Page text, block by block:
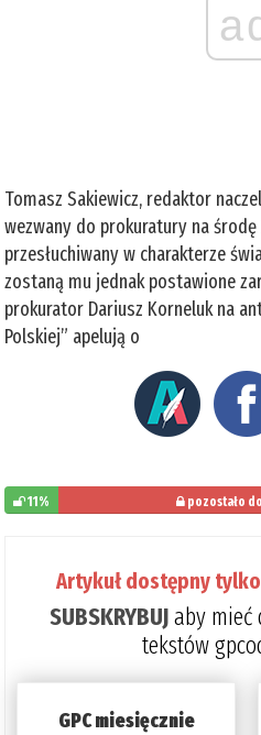
Tomasz Sakiewicz, redaktor
wezwany do prokuratury na
przesłuchiwany w charakterze
zostaną mu jednak postawione
prokurator Dariusz Korneluk na
Polskiej” apelują o
11% pozostało
Artykuł dostępny
SUBSKRYBUJaby mieć
tekstów
GPC miesięcznie